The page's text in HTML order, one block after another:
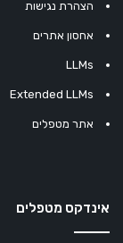
הצהרת נגישות
אחסון אתרים
LLMs
Extended LLMs
אתר מטפלים
אינדקס מטפלים